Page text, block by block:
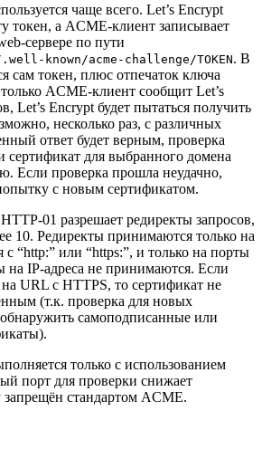
чаще всего. Let’s Encrypt
токен, а ACME-клиент записывает
сервере по пути
.well-known/acme-challenge/TOKEN. В
сам токен, плюс отпечаток ключа
ACME-клиент сообщит Let’s
Let’s Encrypt будет пытаться получить
несколько раз, с различных
ответ будет верным, проверка
сертификат для выбранного домена
Если проверка прошла неудачно,
с новым сертификатом.
01 разрешает редиректы запросов,
10. Редиректы принимаются только на
“http:” или “https:”, и только на порты
на IP-адреса не принимаются. Если
URL c HTTPS, то сертификат не
(т.к. проверка для новых
самоподписанные или
только с использованием
порт для проверки снижает
стандартом ACME.